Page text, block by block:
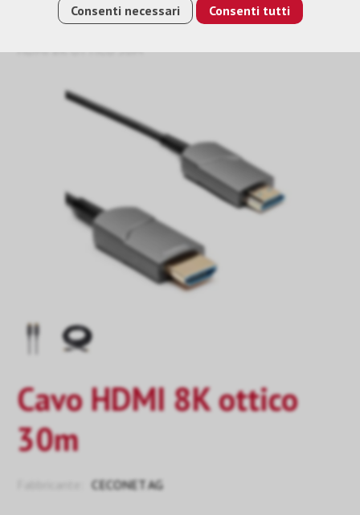
› E-SHOP › GESTIONE DEL SEGNALE
CAVO DI
HDMI 8K OTTICO 30M
Cavo HDMI 8K ottico
30m
CECONET AG
Consenti necessari Consenti tutti